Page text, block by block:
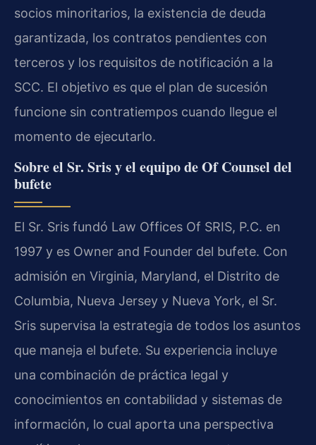
socios minoritarios, la existencia de deuda
garantizada, los contratos pendientes con
terceros y los requisitos de notificación a la
SCC. El objetivo es que el plan de sucesión
funcione sin contratiempos cuando llegue el
momento de ejecutarlo.
Sobre el Sr. Sris y el equipo de Of Counsel del
bufete
El Sr. Sris fundó Law Offices Of SRIS, P.C. en
1997 y es Owner and Founder del bufete. Con
admisión en Virginia, Maryland, el Distrito de
Columbia, Nueva Jersey y Nueva York, el Sr.
Sris supervisa la estrategia de todos los asuntos
que maneja el bufete. Su experiencia incluye
una combinación de práctica legal y
conocimientos en contabilidad y sistemas de
información, lo cual aporta una perspectiva